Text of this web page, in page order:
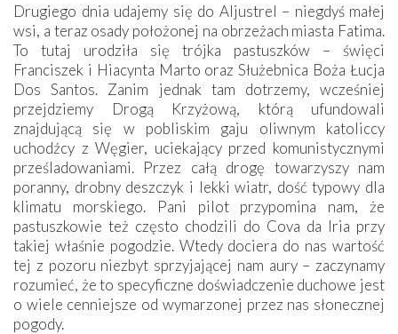
Drugiego dnia udajemy się do Aljustrel – niegdyś małej
wsi, a teraz osady położonej na obrzeżach miasta Fatima.
To tutaj urodziła się trójka pastuszków – święci
Franciszek i Hiacynta Marto oraz Służebnica Boża Łucja
Dos Santos. Zanim jednak tam dotrzemy, wcześniej
przejdziemy Drogą Krzyżową, którą ufundowali
znajdującą się w pobliskim gaju oliwnym katoliccy
uchodźcy z Węgier, uciekający przed komunistycznymi
prześladowaniami. Przez całą drogę towarzyszy nam
poranny, drobny deszczyk i lekki wiatr, dość typowy dla
klimatu morskiego. Pani pilot przypomina nam, że
pastuszkowie też często chodzili do Cova da Iria przy
takiej właśnie pogodzie. Wtedy dociera do nas wartość
tej z pozoru niezbyt sprzyjającej nam aury – zaczynamy
rozumieć, że to specyficzne doświadczenie duchowe jest
o wiele cenniejsze od wymarzonej przez nas słonecznej
pogody.